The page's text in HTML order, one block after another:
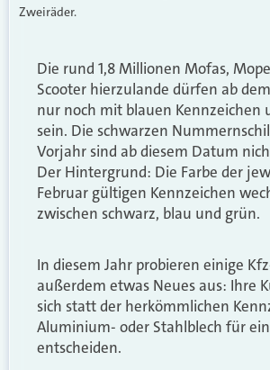
Zweiräder.
Die rund 1,8 Millionen Mofas,
Scooter hierzulande dürfen ab
nur noch mit blauen Kennzeichen
sein. Die schwarzen
Vorjahr sind ab diesem Datum
Der Hintergrund: Die Farbe der
Februar gültigen Kennzeichen
zwischen schwarz, blau und grün.
In diesem Jahr probieren einige
außerdem etwas Neues aus: Ihre
sich statt der herkömmlichen
Aluminium- oder Stahlblech für
entscheiden.